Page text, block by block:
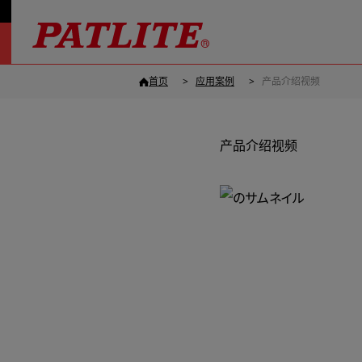
首页 应用案例 产品介绍视频
产品介绍视频